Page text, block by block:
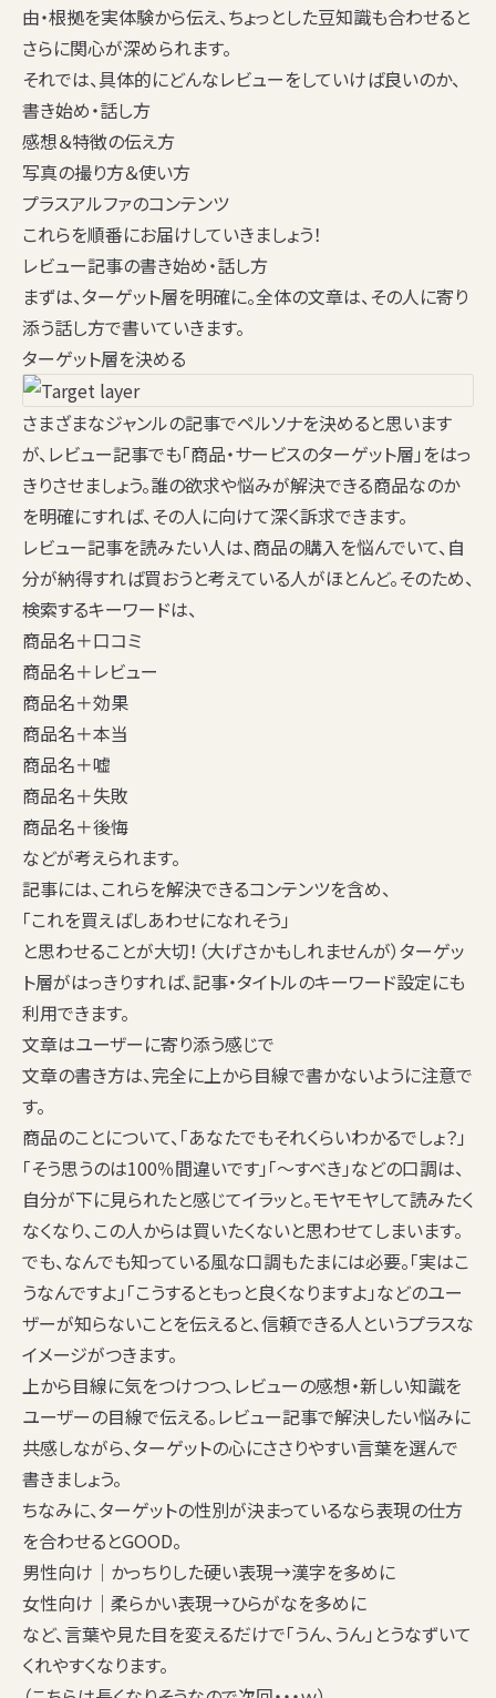
由・根拠を実体験から伝え、ちょっとした豆知識も合わせると
さらに関心が深められます。
それでは、具体的にどんなレビューをしていけば良いのか、
書き始め・話し方
感想＆特徴の伝え方
写真の撮り方＆使い方
プラスアルファのコンテンツ
これらを順番にお届けしていきましょう！
レビュー記事の書き始め・話し方
まずは、ターゲット層を明確に。全体の文章は、その人に寄り
添う話し方で書いていきます。
ターゲット層を決める
さまざまなジャンルの記事でペルソナを決めると思います
が、レビュー記事でも「商品・サービスのターゲット層」をはっ
きりさせましょう。誰の欲求や悩みが解決できる商品なのか
を明確にすれば、その人に向けて深く訴求できます。
レビュー記事を読みたい人は、商品の購入を悩んでいて、自
分が納得すれば買おうと考えている人がほとんど。そのため、
検索するキーワードは、
商品名＋口コミ
商品名＋レビュー
商品名＋効果
商品名＋本当
商品名＋嘘
商品名＋失敗
商品名＋後悔
などが考えられます。
記事には、これらを解決できるコンテンツを含め、
「これを買えばしあわせになれそう 」
と思わせることが大切！（大げさかもしれませんが）ターゲッ
ト層がはっきりすれば、記事・タイトルのキーワード設定にも
利用できます。
文章はユーザーに寄り添う感じで
文章の書き方は、完全に上から目線で書かないように注意で
す。
商品のことについて、「あなたでもそれくらいわかるでしょ？」
「そう思うのは100％間違いです」「〜すべき」などの口調は、
自分が下に見られたと感じてイラッと。モヤモヤして読みたく
なくなり、この人からは買いたくないと思わせてしまいます。
でも、なんでも知っている風な口調もたまには必要。「実はこ
うなんですよ」「こうするともっと良くなりますよ」などのユー
ザーが知らないことを伝えると、信頼できる人というプラスな
イメージがつきます。
上から目線に気をつけつつ、レビューの感想・新しい知識を
ユーザーの目線で伝える。レビュー記事で解決したい悩みに
共感しながら、ターゲットの心にささりやすい言葉を選んで
書きましょう。
ちなみに、ターゲットの性別が決まっているなら表現の仕方
を合わせるとGOOD。
男性向け｜かっちりした硬い表現→漢字を多めに
女性向け｜柔らかい表現→ひらがなを多めに
など、言葉や見た目を変えるだけで「うん、うん」とうなずいて
くれやすくなります。